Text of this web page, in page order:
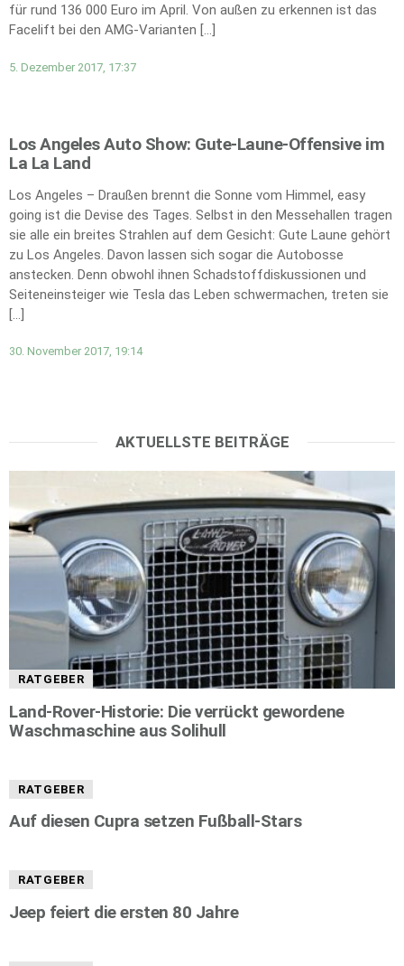
für rund 136 000 Euro im April. Von außen zu erkennen ist das
Facelift bei den AMG-Varianten […]
5. Dezember 2017, 17:37
Los Angeles Auto Show: Gute-Laune-Offensive im
La La Land
Los Angeles – Draußen brennt die Sonne vom Himmel, easy
going ist die Devise des Tages. Selbst in den Messehallen tragen
sie alle ein breites Strahlen auf dem Gesicht: Gute Laune gehört
zu Los Angeles. Davon lassen sich sogar die Autobosse
anstecken. Denn obwohl ihnen Schadstoffdiskussionen und
Seiteneinsteiger wie Tesla das Leben schwermachen, treten sie
[…]
30. November 2017, 19:14
AKTUELLSTE BEITRÄGE
RATGEBER
Land-Rover-Historie: Die verrückt gewordene
Waschmaschine aus Solihull
RATGEBER
Auf diesen Cupra setzen Fußball-Stars
RATGEBER
Jeep feiert die ersten 80 Jahre